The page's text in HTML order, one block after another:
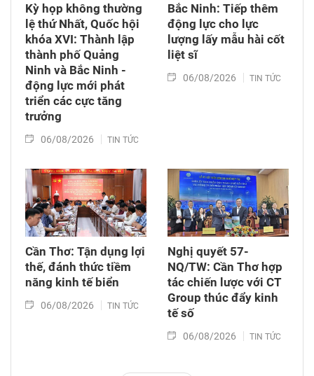
Kỳ họp không thường
lệ thứ Nhất, Quốc hội
khóa XVI: Thành lập
thành phố Quảng
Ninh và Bắc Ninh -
động lực mới phát
triển các cực tăng
trưởng
06/08/2026 TIN TỨC
Bắc Ninh: Tiếp thêm
động lực cho lực
lượng lấy mẫu hài cốt
liệt sĩ
06/08/2026 TIN TỨC
Cần Thơ: Tận dụng lợi
thế, đánh thức tiềm
năng kinh tế biển
06/08/2026 TIN TỨC
Nghị quyết 57-
NQ/TW: Cần Thơ hợp
tác chiến lược với CT
Group thúc đẩy kinh
tế số
06/08/2026 TIN TỨC